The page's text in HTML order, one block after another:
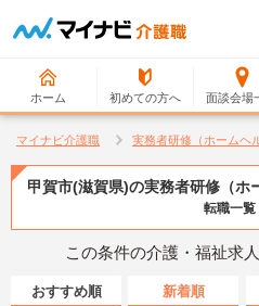
ホーム 初めての方へ 面談会場
マイナビ介護職 実務者研修（ホームヘ
甲賀市(滋賀県)の実務者研修（ホ
転職一覧
この条件の介護・福祉求
おすすめ順 新着順